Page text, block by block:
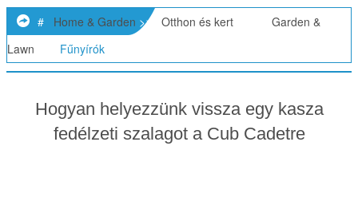
Kerti Törpék
Kerti Magok
Kerti Tárolók
# Home & Garden >> Otthon és kert
Garden &
Lawn
Fűnyírók
Hogyan helyezzünk vissza egy kasza
fedélzeti szalagot a Cub Cadetre